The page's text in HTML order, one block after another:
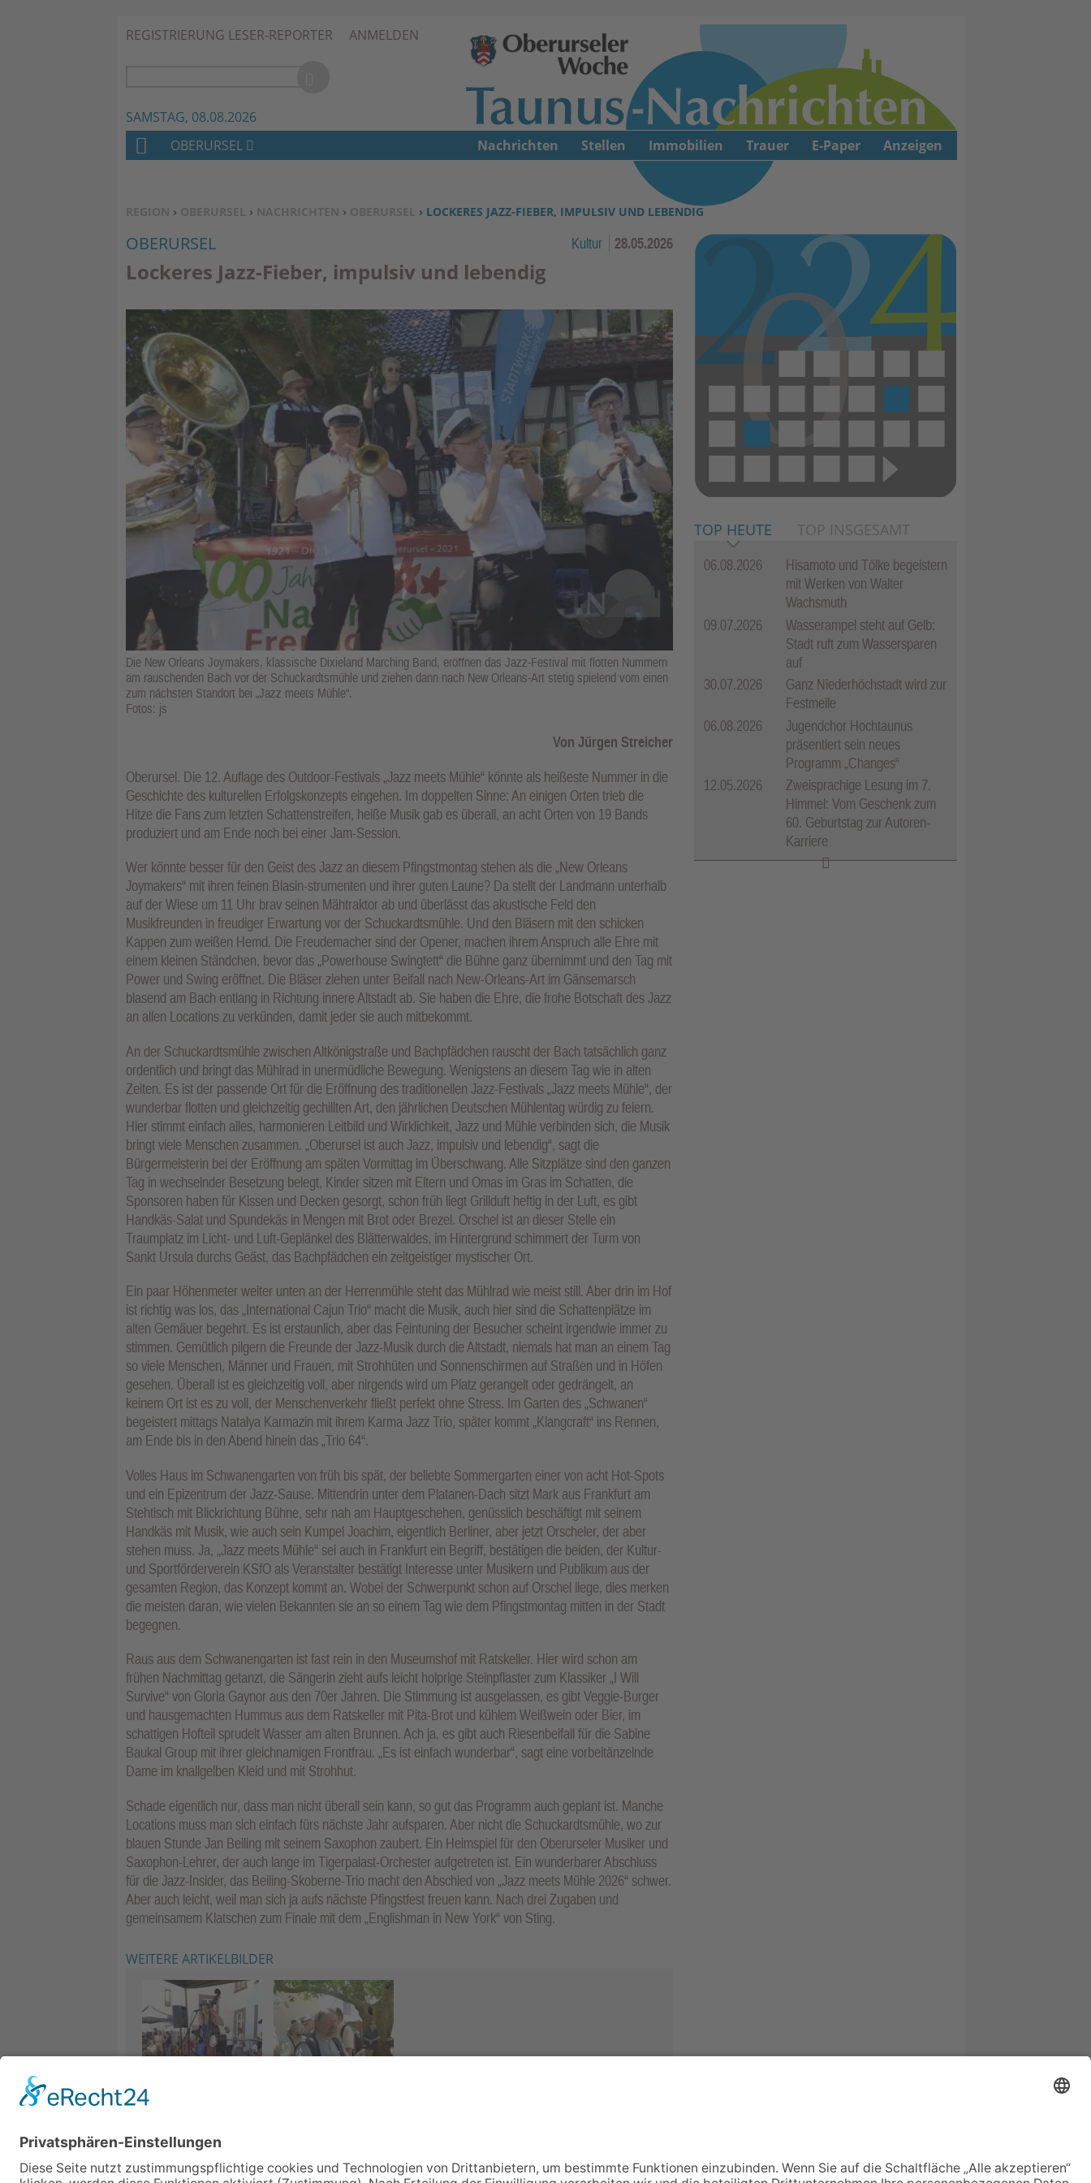
Zum Inhalt springen ↓
REGISTRIERUNG LESER-REPORTER ANMELDEN
SAMSTAG, 08.08.2026
SIE BEFINDEN SICH HIER:
REGION › OBERURSEL › NACHRICHTEN › OBERURSEL › LOCKERES JAZZ-FIEBER, IMPULSIV UND LEBENDIG
OBERURSEL Kultur 28.05.2026
Lockeres Jazz-Fieber, impulsiv und lebendig
Die New Orleans Joymakers, klassische Dixieland Marching Band, eröffnen das Jazz-Festival mit flotten Nummern
am rauschenden Bach vor der Schuckardtsmühle und ziehen dann nach New Orleans-Art stetig spielend vom einen
zum nächsten Standort bei „Jazz meets Mühle“.
Fotos: js
Von Jürgen Streicher
Oberursel. Die 12. Auflage des Outdoor-Festivals „Jazz meets Mühle“ könnte als heißeste Nummer in die
Geschichte des kulturellen Erfolgskonzepts eingehen. Im doppelten Sinne: An einigen Orten trieb die
Hitze die Fans zum letzten Schattenstreifen, heiße Musik gab es überall, an acht Orten von 19 Bands
produziert und am Ende noch bei einer Jam-Session.
Wer könnte besser für den Geist des Jazz an diesem Pfingstmontag stehen als die „New Orleans
Joymakers“ mit ihren feinen Blasin-strumenten und ihrer guten Laune? Da stellt der Landmann unterhalb
auf der Wiese um 11 Uhr brav seinen Mähtraktor ab und überlässt das akustische Feld den
Musikfreunden in freudiger Erwartung vor der Schuckardtsmühle. Und den Bläsern mit den schicken
Kappen zum weißen Hemd. Die Freudemacher sind der Opener, machen ihrem Anspruch alle Ehre mit
einem kleinen Ständchen, bevor das „Powerhouse Swingtett“ die Bühne ganz übernimmt und den Tag mit
Power und Swing eröffnet. Die Bläser ziehen unter Beifall nach New-Orleans-Art im Gänsemarsch
blasend am Bach entlang in Richtung innere Altstadt ab. Sie haben die Ehre, die frohe Botschaft des Jazz
an allen Locations zu verkünden, damit jeder sie auch mitbekommt.
An der Schuckardtsmühle zwischen Altkönigstraße und Bachpfädchen rauscht der Bach tatsächlich ganz
ordentlich und bringt das Mühlrad in unermüdliche Bewegung. Wenigstens an diesem Tag wie in alten
Zeiten. Es ist der passende Ort für die Eröffnung des traditionellen Jazz-Festivals „Jazz meets Mühle“, der
wunderbar flotten und gleichzeitig gechillten Art, den jährlichen Deutschen Mühlentag würdig zu feiern.
Hier stimmt einfach alles, harmonieren Leitbild und Wirklichkeit, Jazz und Mühle verbinden sich, die Musik
bringt viele Menschen zusammen. „Oberursel ist auch Jazz, impulsiv und lebendig“, sagt die
Bürgermeisterin bei der Eröffnung am späten Vormittag im Überschwang. Alle Sitzplätze sind den ganzen
Tag in wechselnder Besetzung belegt, Kinder sitzen mit Eltern und Omas im Gras im Schatten, die
Sponsoren haben für Kissen und Decken gesorgt, schon früh liegt Grillduft heftig in der Luft, es gibt
Handkäs-Salat und Spundekäs in Mengen mit Brot oder Brezel. Orschel ist an dieser Stelle ein
Traumplatz im Licht- und Luft-Geplänkel des Blätterwaldes, im Hintergrund schimmert der Turm von
Sankt Ursula durchs Geäst, das Bachpfädchen ein zeitgeistiger mystischer Ort.
Ein paar Höhenmeter weiter unten an der Herrenmühle steht das Mühlrad wie meist still. Aber drin im Hof
ist richtig was los, das „International Cajun Trio“ macht die Musik, auch hier sind die Schattenplätze im
alten Gemäuer begehrt. Es ist erstaunlich, aber das Feintuning der Besucher scheint irgendwie immer zu
stimmen. Gemütlich pilgern die Freunde der Jazz-Musik durch die Altstadt, niemals hat man an einem Tag
so viele Menschen, Männer und Frauen, mit Strohhüten und Sonnenschirmen auf Straßen und in Höfen
gesehen. Überall ist es gleichzeitig voll, aber nirgends wird um Platz gerangelt oder gedrängelt, an
keinem Ort ist es zu voll, der Menschenverkehr fließt perfekt ohne Stress. Im Garten des „Schwanen“
begeistert mittags Natalya Karmazin mit ihrem Karma Jazz Trio, später kommt „Klangcraft“ ins Rennen,
am Ende bis in den Abend hinein das „Trio 64“.
Volles Haus im Schwanengarten von früh bis spät, der beliebte Sommergarten einer von acht Hot-Spots
und ein Epizentrum der Jazz-Sause. Mittendrin unter dem Platanen-Dach sitzt Mark aus Frankfurt am
Stehtisch mit Blickrichtung Bühne, sehr nah am Hauptgeschehen, genüsslich beschäftigt mit seinem
Handkäs mit Musik, wie auch sein Kumpel Joachim, eigentlich Berliner, aber jetzt Orscheler, der aber
stehen muss. Ja, „Jazz meets Mühle“ sei auch in Frankfurt ein Begriff, bestätigen die beiden, der Kultur-
und Sportförderverein KSfO als Veranstalter bestätigt Interesse unter Musikern und Publikum aus der
gesamten Region, das Konzept kommt an. Wobei der Schwerpunkt schon auf Orschel liege, dies merken
die meisten daran, wie vielen Bekannten sie an so einem Tag wie dem Pfingstmontag mitten in der Stadt
begegnen.
Raus aus dem Schwanengarten ist fast rein in den Museumshof mit Ratskeller. Hier wird schon am
frühen Nachmittag getanzt, die Sängerin zieht aufs leicht holprige Steinpflaster zum Klassiker „I Will
Survive“ von Gloria Gaynor aus den 70er Jahren. Die Stimmung ist ausgelassen, es gibt Veggie-Burger
und hausgemachten Hummus aus dem Ratskeller mit Pita-Brot und kühlem Weißwein oder Bier, im
schattigen Hofteil sprudelt Wasser am alten Brunnen. Ach ja, es gibt auch Riesenbeifall für die Sabine
Baukal Group mit ihrer gleichnamigen Frontfrau. „Es ist einfach wunderbar“, sagt eine vorbeitänzelnde
Dame im knallgelben Kleid und mit Strohhut.
Schade eigentlich nur, dass man nicht überall sein kann, so gut das Programm auch geplant ist. Manche
Locations muss man sich einfach fürs nächste Jahr aufsparen. Aber nicht die Schuckardtsmühle, wo zur
blauen Stunde Jan Beiling mit seinem Saxophon zaubert. Ein Heimspiel für den Oberurseler Musiker und
Saxophon-Lehrer, der auch lange im Tigerpalast-Orchester aufgetreten ist. Ein wunderbarer Abschluss
für die Jazz-Insider, das Beiling-Skoberne-Trio macht den Abschied von „Jazz meets Mühle 2026“ schwer.
Aber auch leicht, weil man sich ja aufs nächste Pfingstfest freuen kann. Nach drei Zugaben und
gemeinsamem Klatschen zum Finale mit dem „Englishman in New York“ von Sting.
WEITERE ARTIKELBILDER
TOP HEUTE TOP INSGESAMT
06.08.2026
Hisamoto und Tölke begeistern
mit Werken von Walter
Wachsmuth
09.07.2026
Wasserampel steht auf Gelb:
Stadt ruft zum Wassersparen
auf
30.07.2026
Ganz Niederhöchstadt wird zur
Festmeile
06.08.2026
Jugendchor Hochtaunus
präsentiert sein neues
Programm „Changes“
12.05.2026
Zweisprachige Lesung im 7.
Himmel: Vom Geschenk zum
60. Geburtstag zur Autoren-
Karriere
H
M
E
OBERURSEL Nachrichten Stellen Immobilien Trauer E-Paper Anzeigen
NACH OBEN